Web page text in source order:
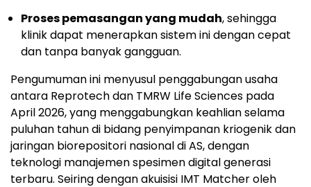
Proses pemasangan yang mudah, sehingga
klinik dapat menerapkan sistem ini dengan cepat
dan tanpa banyak gangguan.
Pengumuman ini menyusul penggabungan usaha
antara Reprotech dan TMRW Life Sciences pada
April 2026, yang menggabungkan keahlian selama
puluhan tahun di bidang penyimpanan kriogenik dan
jaringan biorepositori nasional di AS, dengan
teknologi manajemen spesimen digital generasi
terbaru. Seiring dengan akuisisi IMT Matcher oleh